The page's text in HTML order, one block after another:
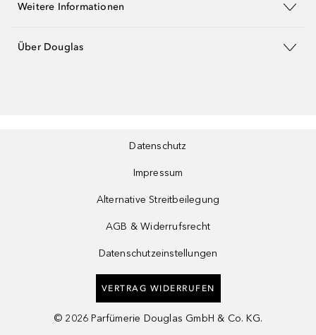
Weitere Informationen
Über Douglas
Datenschutz
Impressum
Alternative Streitbeilegung
AGB & Widerrufsrecht
Datenschutzeinstellungen
VERTRAG WIDERRUFEN
© 2026 Parfümerie Douglas GmbH & Co. KG.